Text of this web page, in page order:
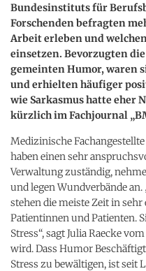
Bundesinstituts für
Forschenden befragten
Arbeit erleben und
einsetzen. Bevorzugten
gemeinten Humor, waren
und erhielten häufiger
wie Sarkasmus hatte eher
kürzlich im Fachjournal
Medizinische
haben einen sehr
Verwaltung zuständig,
und legen Wundverbände
stehen die meiste Zeit in
Patientinnen und Patienten.
Stress“, sagt Julia Raecke
wird. Dass Humor
Stress zu bewältigen, ist seit